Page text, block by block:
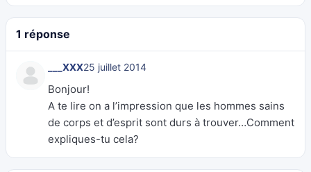
1 réponse
___XXX25 juillet 2014
Bonjour!
A te lire on a l’impression que les hommes sains
de corps et d’esprit sont durs à trouver…Comment
expliques-tu cela?